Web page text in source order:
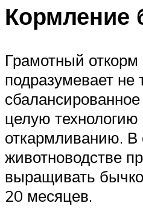
Кормление
Грамотный
подразумевает не
целую технологию
откармливанию. В
животноводстве
выращивать
20 месяцев.